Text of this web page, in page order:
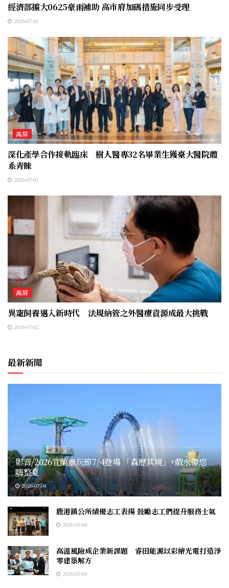
經濟部擴大0625豪雨補助 高市府加碼措施同步受理
2026-07-02
高屏
深化產學合作接軌臨床 樹人醫專32名畢業生獲臺大醫院體
系青睞
2026-07-02
高屏
異寵飼養邁入新時代 法規納管之外醫療資源成最大挑戰
2026-07-02
最新新聞
影音/2026宜蘭童玩節7/4登場 「森歷其境」+戲水帶您
嗨整夏
2026-07-04
鹿港鎮公所績優志工表揚 鼓勵志工們提升服務士氣
2026-07-04
高溫風險成企業新課題 睿田能源以彩繪光電打造淨
零建築解方
2026-07-04